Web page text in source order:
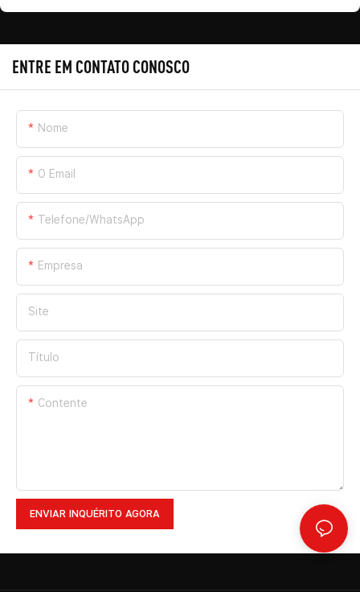
ENTRE EM CONTATO CONOSCO
Nome
O Email
Telefone/WhatsApp
Empresa
Site
Título
Contente
ENVIAR INQUÉRITO AGORA